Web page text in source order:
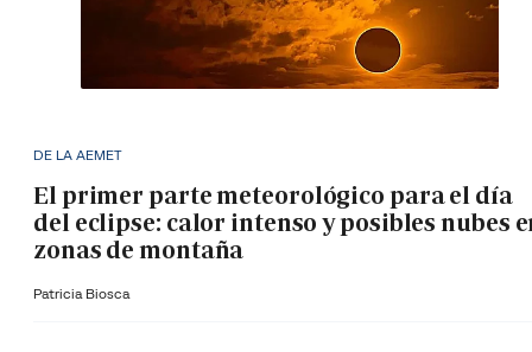
DE LA AEMET
El primer parte meteorológico para el día
del eclipse: calor intenso y posibles nubes
zonas de montaña
Patricia Biosca